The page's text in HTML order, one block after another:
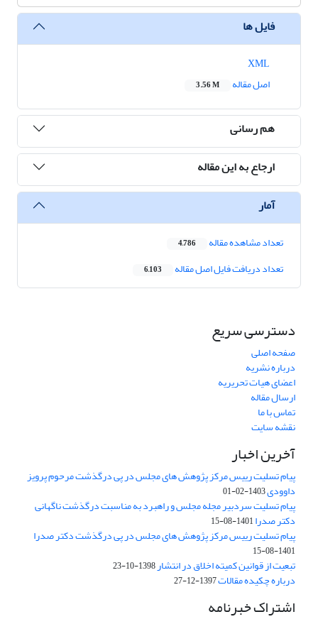
فایل ها
اصل مقاله
3.56 M
هم رسانی
ارجاع به این مقاله
آمار
تعداد مشاهده مقاله 4,786
تعداد دریافت فایل اصل مقاله 6,103
دسترسی سریع
صفحه اصلی
درباره نشریه
اعضای هیات تحریریه
ارسال مقاله
تماس با ما
نقشه سایت
آخرین اخبار
پیام تسلیت رییس مرکز پژوهش های مجلس در پی درگذشت مرحوم پرویز
داوودی1403-02-01
پیام تسلیت سردبیر مجله مجلس و راهبرد به مناسبت درگذشت ناگهانی
دکتر صدرا1401-08-15
پیام تسلیت رییس مرکز پژوهش های مجلس در پی درگذشت دکتر صدرا
1401-08-15
تبعیت از قوانین کمیته اخلاق در انتشار1398-10-23
درباره چکیده مقالات1397-12-27
اشتراک خبرنامه